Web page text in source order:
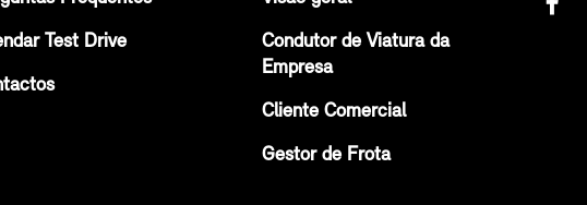
Test Drive
Condutor de Viatura da
Empresa
Cliente Comercial
Gestor de Frota